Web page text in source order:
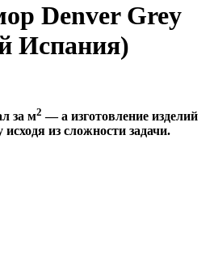
Denver Grey
Испания)
за м2 — а изготовление изделий
исходя из сложности задачи.